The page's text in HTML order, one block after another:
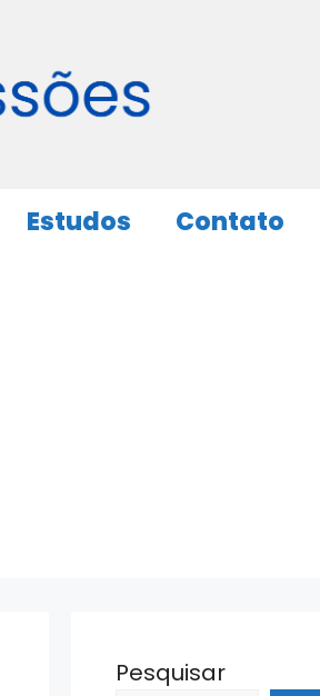
Estudos Contato
Pesquisar